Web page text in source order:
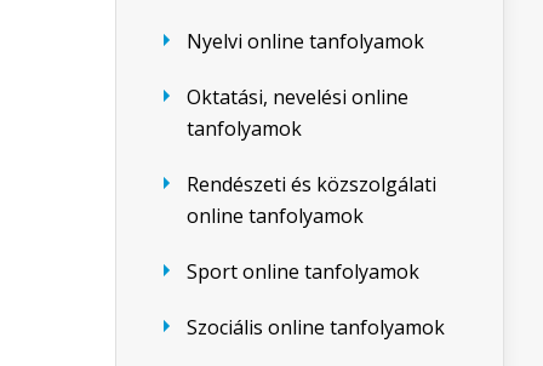
Nyelvi online tanfolyamok
Oktatási, nevelési online
tanfolyamok
Rendészeti és közszolgálati
online tanfolyamok
Sport online tanfolyamok
Szociális online tanfolyamok